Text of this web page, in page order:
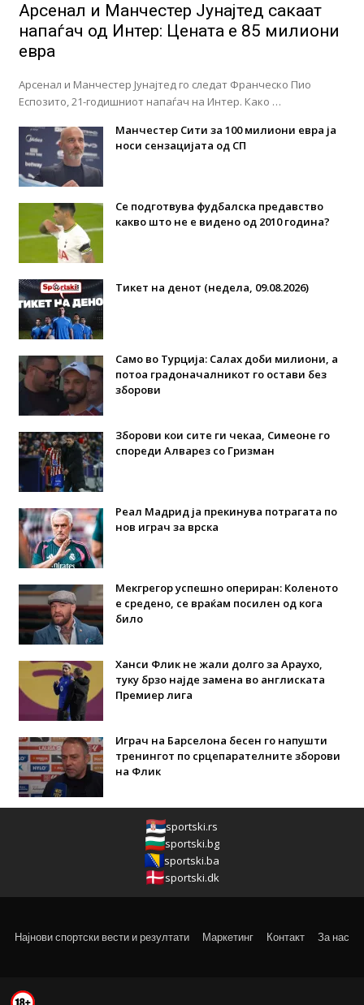
Арсенал и Манчестер Јунајтед сакаат
напаѓач од Интер: Цената е 85 милиони
евра
Арсенал и Манчестер Јунајтед го следат Франческо Пио
Еспозито, 21-годишниот напаѓач на Интер. Како …
Манчестер Сити за 100 милиони евра ја
носи сензацијата од СП
Се подготвува фудбалска предавство
какво што не е видено од 2010 година?
Тикет на денот (недела, 09.08.2026)
Само во Турција: Салах доби милиони, а
потоа градоначалникот го остави без
зборови
Зборови кои сите ги чекаа, Симеоне го
спореди Алварез со Гризман
Реал Мадрид ја прекинува потрагата по
нов играч за врска
Мекгрегор успешно опериран: Коленото
е средено, се враќам посилен од кога
било
Ханси Флик не жали долго за Араухо,
туку брзо најде замена во англиската
Премиер лига
Играч на Барселона бесен го напушти
тренингот по срцепарателните зборови
на Флик
sportski.rs
sportski.bg
sportski.ba
sportski.dk
Најнови спортски вести и резултати Маркетинг Контакт За нас